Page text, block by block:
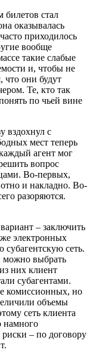
билетов стал
оказывалась
приходилось
вообще
такие слабые
и, чтобы не
что они будут
Те, кто так
по чьей вине
вздохнул с
мест теперь
агент мог
вопрос
Во-первых,
и накладно. Во-
разоряются.
– заключить
электронных
сеть.
можно выбрать
них клиент
субагентами.
комиссионных, но
объемы
сеть клиента
намного
– по договору